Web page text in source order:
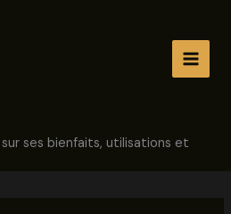
ses bienfaits, utilisations et